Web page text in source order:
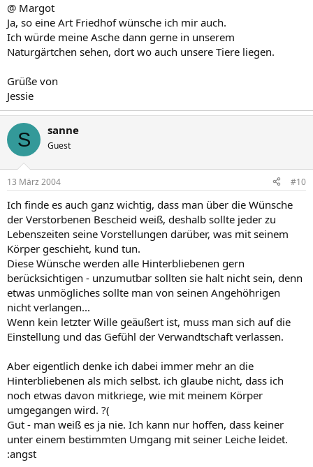
@ Margot
Ja, so eine Art Friedhof wünsche ich mir auch.
Ich würde meine Asche dann gerne in unserem
Naturgärtchen sehen, dort wo auch unsere Tiere liegen.
Grüße von
Jessie
S sanne
Guest
13 März 2004 #10
Ich finde es auch ganz wichtig, dass man über die Wünsche
der Verstorbenen Bescheid weiß, deshalb sollte jeder zu
Lebenszeiten seine Vorstellungen darüber, was mit seinem
Körper geschieht, kund tun.
Diese Wünsche werden alle Hinterbliebenen gern
berücksichtigen - unzumutbar sollten sie halt nicht sein, denn
etwas unmögliches sollte man von seinen Angehöhrigen
nicht verlangen...
Wenn kein letzter Wille geäußert ist, muss man sich auf die
Einstellung und das Gefühl der Verwandtschaft verlassen.
Aber eigentlich denke ich dabei immer mehr an die
Hinterbliebenen als mich selbst. ich glaube nicht, dass ich
noch etwas davon mitkriege, wie mit meinem Körper
umgegangen wird. ?(
Gut - man weiß es ja nie. Ich kann nur hoffen, dass keiner
unter einem bestimmten Umgang mit seiner Leiche leidet.
:angst